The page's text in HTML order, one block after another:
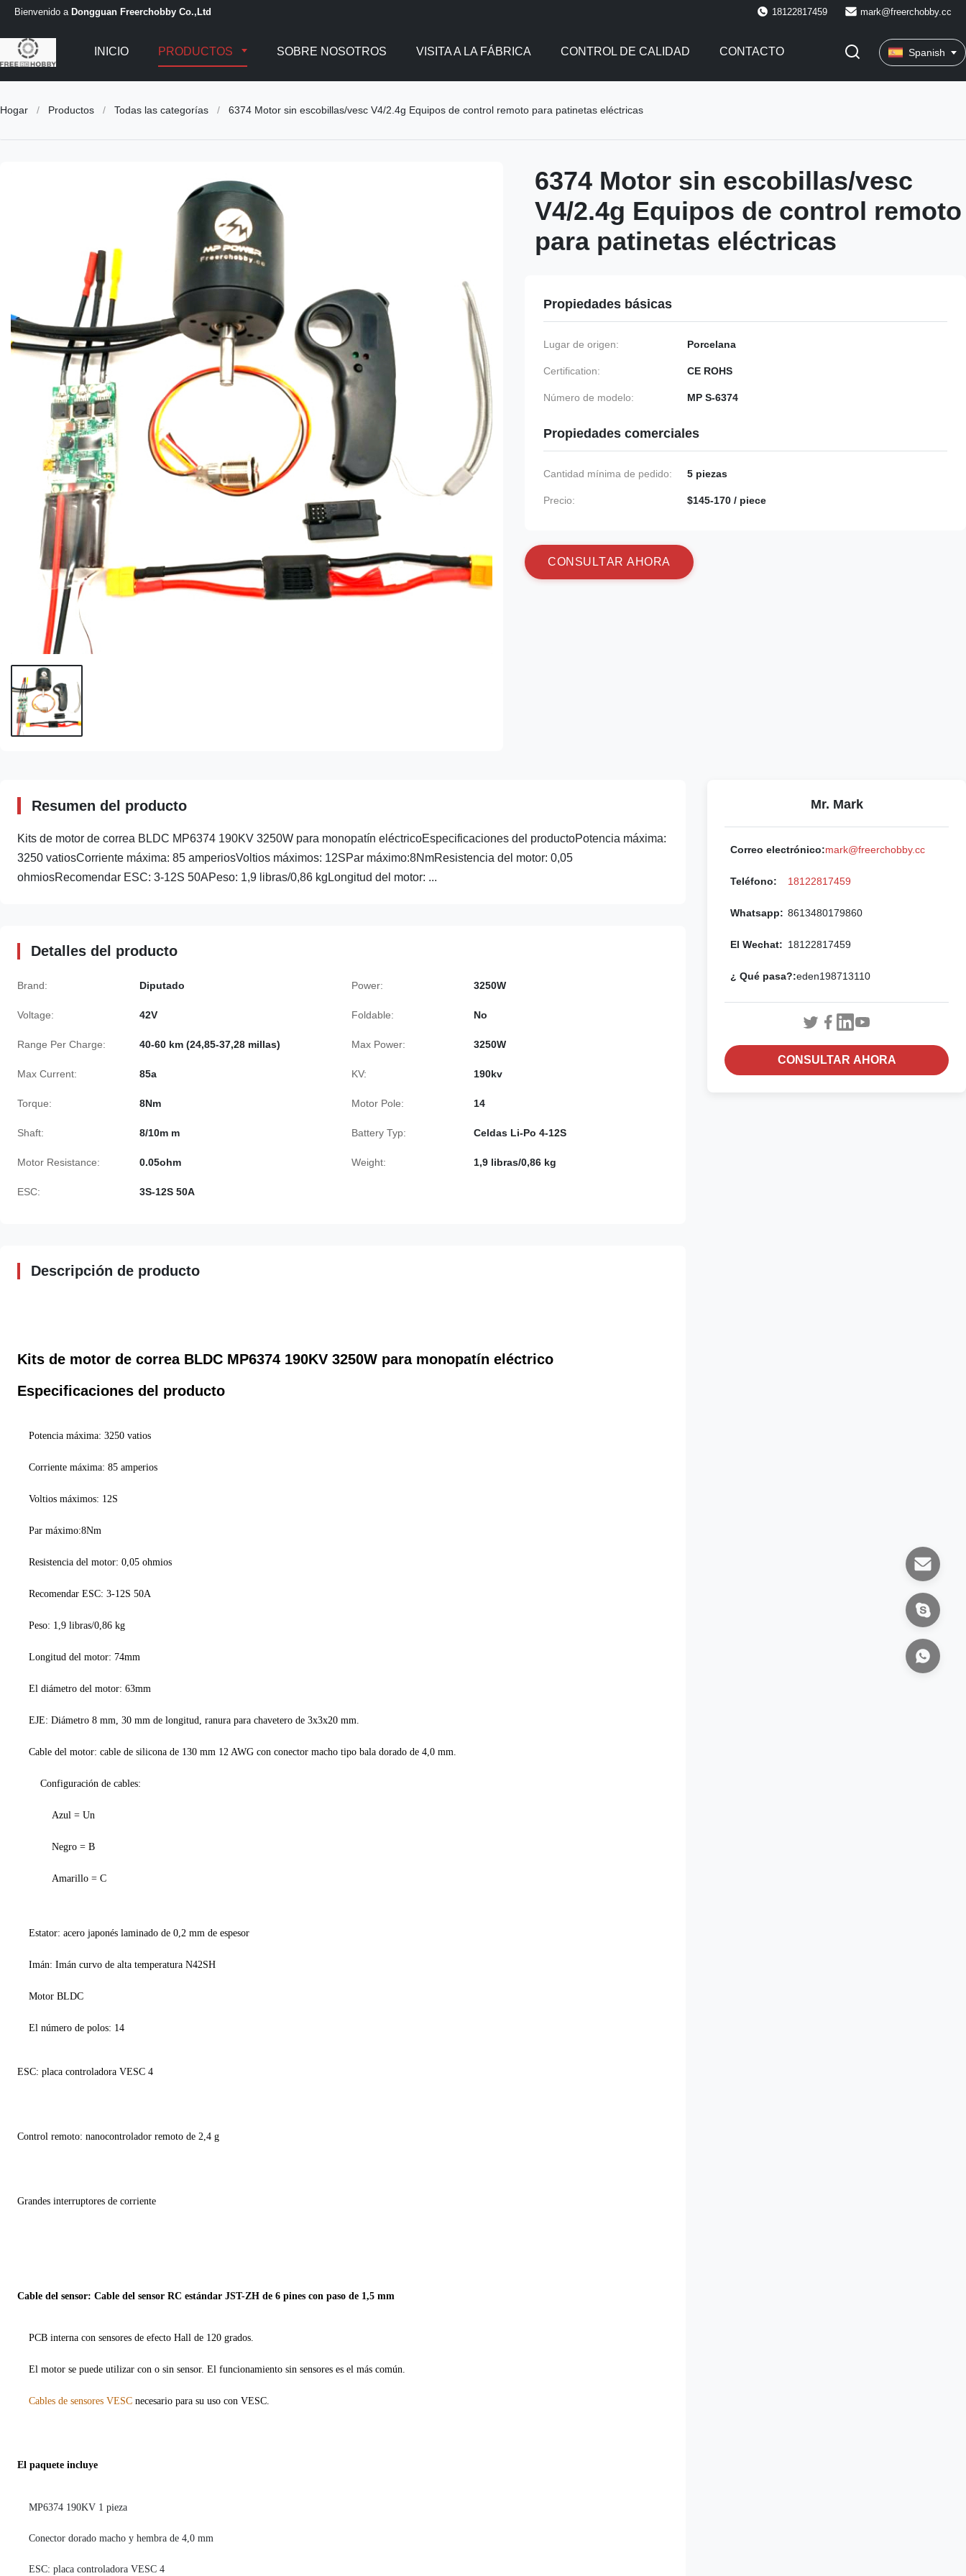
Bienvenido a Dongguan Freerchobby Co.,Ltd 18122817459 mark@freerchobby.cc
INICIO PRODUCTOS SOBRE NOSOTROS VISITA A LA FÁBRICA CONTROL DE CALIDAD CONTACTO Spanish
Hogar / Productos / Todas las categorías / 6374 Motor sin escobillas/vesc V4/2.4g Equipos de control remoto para patinetas eléctricas
6374 Motor sin escobillas/vesc
V4/2.4g Equipos de control remoto
para patinetas eléctricas
Propiedades básicas
Lugar de origen: Porcelana
Certification: CE ROHS
Número de modelo: MP S-6374
Propiedades comerciales
Cantidad mínima de pedido: 5 piezas
Precio: $145-170 / piece
CON SU LTAR A HORA
Resumen del producto
Kits de motor de correa BLDC MP6374 190KV 3250W para monopatín eléctricoEspecificaciones del productoPotencia máxima:
3250 vatiosCorriente máxima: 85 amperiosVoltios máximos: 12SPar máximo:8NmResistencia del motor: 0,05
ohmiosRecomendar ESC: 3-12S 50APeso: 1,9 libras/0,86 kgLongitud del motor: ...
Detalles del producto
Brand: Diputado Power: 3250W
Voltage: 42V Foldable: No
Range Per Charge: 40-60 km (24,85-37,28 millas) Max Power: 3250W
Max Current: 85a KV: 190kv
Torque: 8Nm Motor Pole: 14
Shaft: 8/10m m Battery Typ: Celdas Li-Po 4-12S
Motor Resistance: 0.05ohm Weight: 1,9 libras/0,86 kg
ESC: 3S-12S 50A
Descripción de producto
Kits de motor de correa BLDC MP6374 190KV 3250W para monopatín eléctrico
Especificaciones del producto
Potencia máxima: 3250 vatios
Corriente máxima: 85 amperios
Voltios máximos: 12S
Par máximo:8Nm
Resistencia del motor: 0,05 ohmios
Recomendar ESC: 3-12S 50A
Peso: 1,9 libras/0,86 kg
Longitud del motor: 74mm
El diámetro del motor: 63mm
EJE: Diámetro 8 mm, 30 mm de longitud, ranura para chavetero de 3x3x20 mm.
Cable del motor: cable de silicona de 130 mm 12 AWG con conector macho tipo bala dorado de 4,0 mm.
Configuración de cables:
Azul = Un
Negro = B
Amarillo = C
Estator: acero japonés laminado de 0,2 mm de espesor
Imán: Imán curvo de alta temperatura N42SH
Motor BLDC
El número de polos: 14
ESC: placa controladora VESC 4
Control remoto: nanocontrolador remoto de 2,4 g
Grandes interruptores de corriente
Cable del sensor: Cable del sensor RC estándar JST-ZH de 6 pines con paso de 1,5 mm
PCB interna con sensores de efecto Hall de 120 grados.
El motor se puede utilizar con o sin sensor. El funcionamiento sin sensores es el más común.
Cables de sensores VESC necesario para su uso con VESC.
El paquete incluye
MP6374 190KV 1 pieza
Conector dorado macho y hembra de 4,0 mm
ESC: placa controladora VESC 4
Mr. Mark
Correo electrónico:mark@freerchobby.cc
Teléfono: 18122817459
Whatsapp: 8613480179860
El Wechat: 18122817459
¿ Qué pasa?:eden198713110
CONSULTAR AHORA